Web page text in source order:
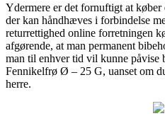
Ydermere er det fornuftigt at køber
der kan håndhæves i forbindelse
returrettighed online forretningen
afgørende, at man permanent
man til enhver tid vil kunne påvise
Fennikelfrø Ø – 25 G, uanset om
herre.